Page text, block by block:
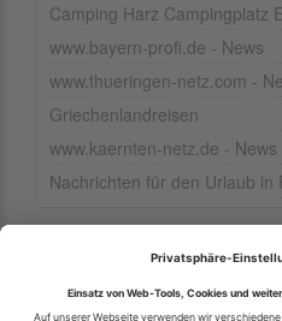
Camping Harz Campingplatz
www.bayern-profi.de - News
www.thueringen-netz.com -
Griechenlandreisen
www.kaernten-netz.de - News
Nachrichten für den Urlaub in